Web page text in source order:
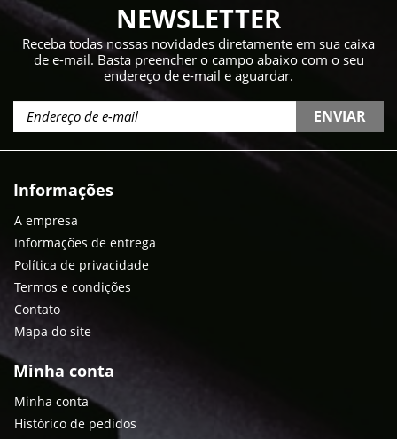
NEWSLETTER
Receba todas nossas novidades diretamente em sua caixa
de e-mail. Basta preencher o campo abaixo com o seu
endereço de e-mail e aguardar.
ENVIAR
Informações
A empresa
Informações de entrega
Política de privacidade
Termos e condições
Contato
Mapa do site
Minha conta
Minha conta
Histórico de pedidos